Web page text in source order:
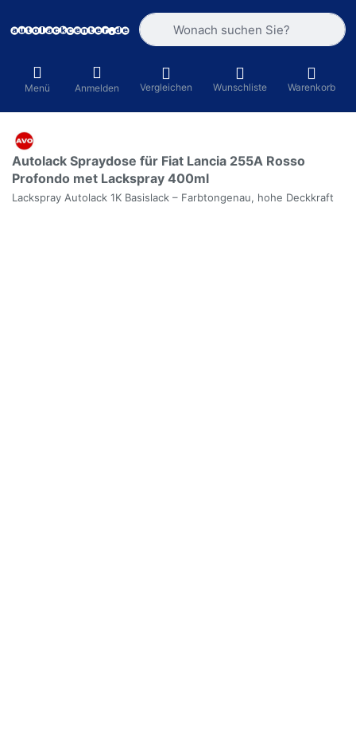
Geben Sie einen Suchbegriff ein.
Menü Anmelden Vergleichen Wunschliste Warenkorb
Autolack Spraydose für Fiat Lancia 255A Rosso
Profondo met Lackspray 400ml
Lackspray Autolack 1K Basislack – Farbtongenau, hohe Deckkraft